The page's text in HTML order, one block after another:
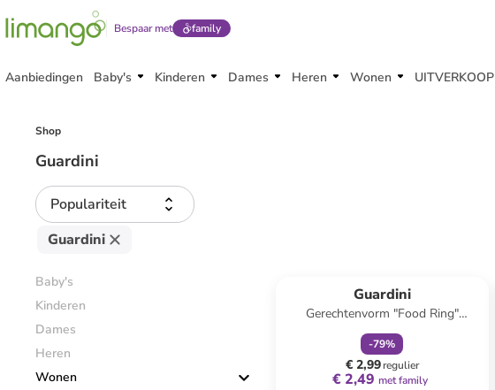
Bespaar met family
Aanbiedingen Baby's Kinderen Dames Heren Wonen UITVERKOOP
Shop
Guardini
Populariteit
Guardini
Baby's
Kinderen
Dames
Heren
Wonen
Guardini
Gerechtenvorm "Food Ring"
zilverkleurig - (B)9 x (D)5 cm
-79%
€ 2,99regulier
€ 2,49 met family